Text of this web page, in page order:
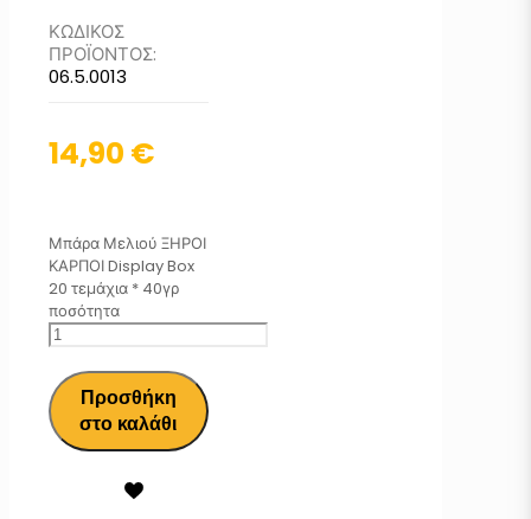
ΚΩΔΙΚΟΣ
ΠΡΟΪΟΝΤΟΣ:
06.5.0013
14,90 €
Μπάρα Μελιού ΞΗΡΟΙ
ΚΑΡΠΟΙ Display Box
20 τεμάχια * 40γρ
ποσότητα
Προσθήκη
στο καλάθι